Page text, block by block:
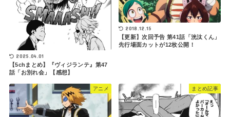
2025.04.01
【5chまとめ】『ヴィジランテ』第47
話「お別れ会」【感想】
2018.12.15
【更新】次回予告 第41話「洸汰くん」
先行場面カットが12枚公開！
アニメ まとめ記事